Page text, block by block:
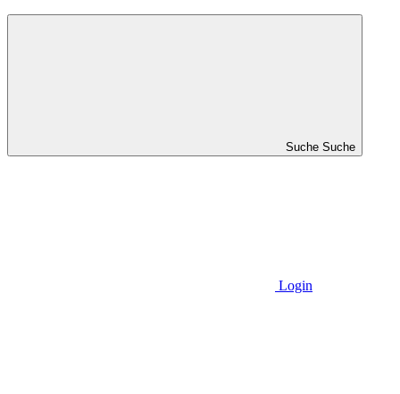
Suche Suche
Login